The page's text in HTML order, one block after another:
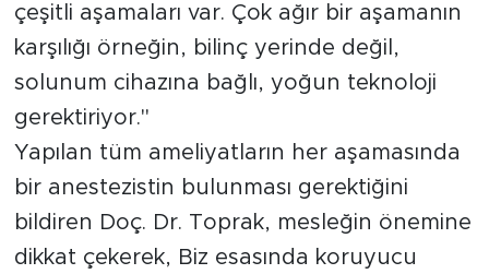
çeşitli aşamaları var. Çok ağır bir aşamanın
karşılığı örneğin, bilinç yerinde değil,
solunum cihazına bağlı, yoğun teknoloji
gerektiriyor."
Yapılan tüm ameliyatların her aşamasında
bir anestezistin bulunması gerektiğini
bildiren Doç. Dr. Toprak, mesleğin önemine
dikkat çekerek, Biz esasında koruyucu